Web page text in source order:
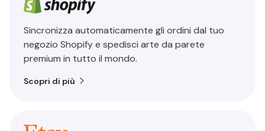
Sincronizza automaticamente gli ordini dal tuo
negozio Shopify e spedisci arte da parete
premium in tutto il mondo.
Scopri di più